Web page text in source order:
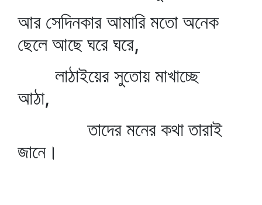
আর সেদিনকার আমারি মতো অনেক
ছেলে আছে ঘরে ঘরে,
লাঠাইয়ের সুতোয় মাখাচ্ছে
আঠা,
তাদের মনের কথা তারাই
জানে।